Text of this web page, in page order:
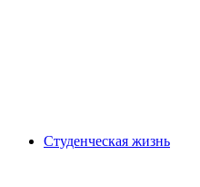
Студенческая жизнь